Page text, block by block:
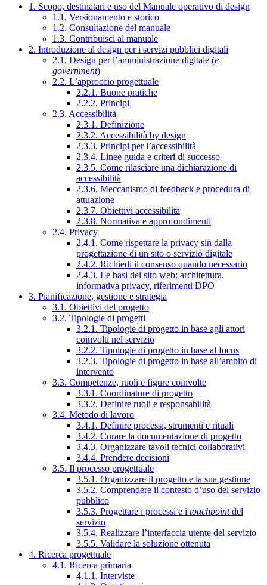
1. Scopo, destinatari e uso del Manuale operativo di design
1.1. Versionamento e storico
1.2. Consultazione del manuale
1.3. Contribuisci al manuale
2. Introduzione al design per i servizi pubblici digitali
2.1. Design per l’amministrazione digitale (e-
government)
2.2. L’approccio progettuale
2.2.1. Buone pratiche
2.2.2. Principi
2.3. Accessibilità
2.3.1. Definizione
2.3.2. Accessibilità by design
2.3.3. Principi per l’accessibilità
2.3.4. Linee guida e criteri di successo
2.3.5. Come rilasciare una dichiarazione di
accessibilità
2.3.6. Meccanismo di feedback e procedura di
attuazione
2.3.7. Obiettivi accessibilità
2.3.8. Normativa e approfondimenti
2.4. Privacy
2.4.1. Come rispettare la privacy sin dalla
progettazione di un sito o servizio digitale
2.4.2. Richiedi il consenso quando necessario
2.4.3. Le basi del sito web: architettura,
informativa privacy, riferimenti DPO
3. Pianificazione, gestione e strategia
3.1. Obiettivi del progetto
3.2. Tipologie di progetti
3.2.1. Tipologie di progetto in base agli attori
coinvolti nel servizio
3.2.2. Tipologie di progetto in base al focus
3.2.3. Tipologie di progetto in base all’ambito di
intervento
3.3. Competenze, ruoli e figure coinvolte
3.3.1. Coordinatore di progetto
3.3.2. Definire ruoli e responsabilità
3.4. Metodo di lavoro
3.4.1. Definire processi, strumenti e rituali
3.4.2. Curare la documentazione di progetto
3.4.3. Organizzare tavoli tecnici collaborativi
3.4.4. Prendere decisioni
3.5. Il processo progettuale
3.5.1. Organizzare il progetto e la sua gestione
3.5.2. Comprendere il contesto d’uso del servizio
pubblico
3.5.3. Progettare i processi e i touchpointdel
servizio
3.5.4. Realizzare l’interfaccia utente del servizio
3.5.5. Validare la soluzione ottenuta
4. Ricerca progettuale
4.1. Ricerca primaria
4.1.1. Interviste